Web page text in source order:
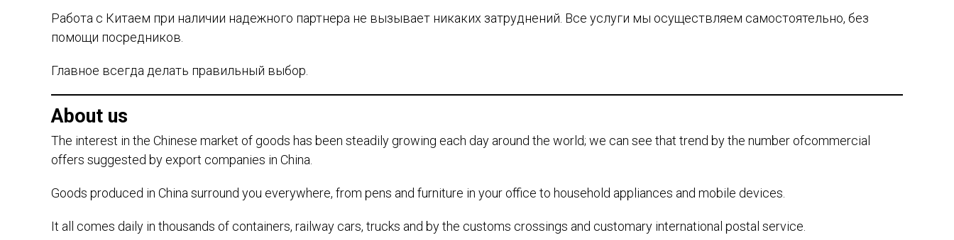
Работа с Китаем при наличии надежного партнера не вызывает никаких затруднений. Все услуги мы осуществляем самостоятельно, без
помощи посредников.
Главное всегда делать правильный выбор.
About us
The interest in the Chinese market of goods has been steadily growing each day around the world; we can see that trend by the number ofcommercial
offers suggested by export companies in China.
Goods produced in China surround you everywhere, from pens and furniture in your office to household appliances and mobile devices.
It all comes daily in thousands of containers, railway cars, trucks and by the customs crossings and customary international postal service.